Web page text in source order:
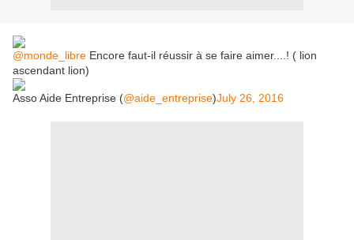
@monde_libre Encore faut-il réussir à se faire aimer....! ( lion
ascendant lion)
Asso Aide Entreprise (@aide_entreprise)July 26, 2016